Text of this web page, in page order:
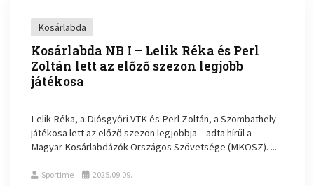
Kosárlabda
Kosárlabda NB I – Lelik Réka és Perl
Zoltán lett az előző szezon legjobb
játékosa
Lelik Réka, a Diósgyőri VTK és Perl Zoltán, a Szombathely
játékosa lett az előző szezon legjobbja – adta hírül a
Magyar Kosárlabdázók Országos Szövetsége (MKOSZ). ...
Sportime 2025.09.09.